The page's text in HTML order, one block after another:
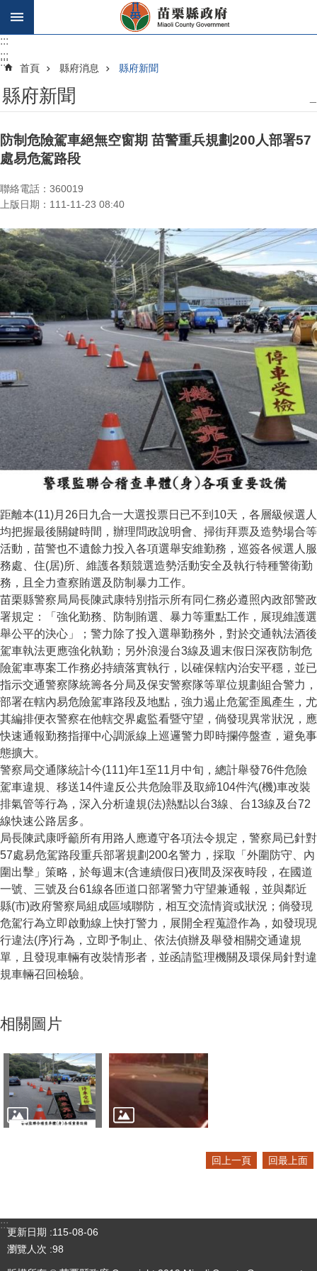
跳到主要內容區塊
:::
:::
::: 首頁 縣府消息 縣府新聞
縣府新聞
防制危險駕車絕無空窗期 苗警重兵規劃200人部署57
處易危駕路段
聯絡電話：360019
上版日期：111-11-23 08:40
距離本(11)月26日九合一大選投票日已不到10天，各層級候選人
均把握最後關鍵時間，辦理問政說明會、掃街拜票及造勢場合等
活動，苗警也不遺餘力投入各項選舉安維勤務，巡簽各候選人服
務處、住(居)所、維護各類競選造勢活動安全及執行特種警衛勤
務，且全力查察賄選及防制暴力工作。
苗栗縣警察局局長陳武康特別指示所有同仁務必遵照內政部警政
署規定：「強化勤務、防制賄選、暴力等重點工作，展現維護選
舉公平的決心」；警力除了投入選舉勤務外，對於交通執法酒後
駕車執法更應強化執勤；另外浪漫台3線及週末假日深夜防制危
險駕車專案工作務必持續落實執行，以確保轄內治安平穩，並已
指示交通警察隊統籌各分局及保安警察隊等單位規劃組合警力，
部署在轄內易危險駕車路段及地點，強力遏止危駕歪風產生，尤
其編排便衣警察在他轄交界處監看暨守望，倘發現異常狀況，應
快速通報勤務指揮中心調派線上巡邏警力即時攔停盤查，避免事
態擴大。
警察局交通隊統計今(111)年1至11月中旬，總計舉發76件危險
駕車違規、移送14件違反公共危險罪及取締104件汽(機)車改裝
排氣管等行為，深入分析違規(法)熱點以台3線、台13線及台72
線快速公路居多。
局長陳武康呼籲所有用路人應遵守各項法令規定，警察局已針對
57處易危駕路段重兵部署規劃200名警力，採取「外圍防守、內
圍出擊」策略，於每週末(含連續假日)夜間及深夜時段，在國道
一號、三號及台61線各匝道口部署警力守望兼通報，並與鄰近
縣(市)政府警察局組成區域聯防，相互交流情資或狀況；倘發現
危駕行為立即啟動線上快打警力，展開全程蒐證作為，如發現現
行違法(序)行為，立即予制止、依法偵辦及舉發相關交通違規
單，且發現車輛有改裝情形者，並函請監理機關及環保局針對違
規車輛召回檢驗。
相關圖片
回上一頁 回最上面
:::
更新日期
115-08-06
瀏覽人次 98